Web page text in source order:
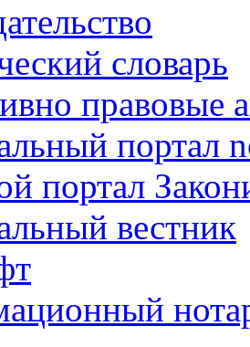
словарь
правовые
портал
портал
вестник